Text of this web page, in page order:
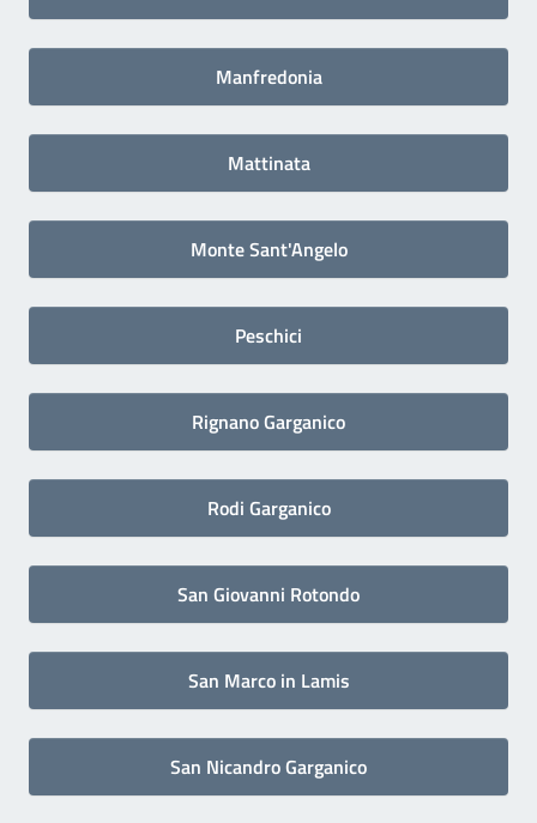
Manfredonia
Mattinata
Monte Sant'Angelo
Peschici
Rignano Garganico
Rodi Garganico
San Giovanni Rotondo
San Marco in Lamis
San Nicandro Garganico